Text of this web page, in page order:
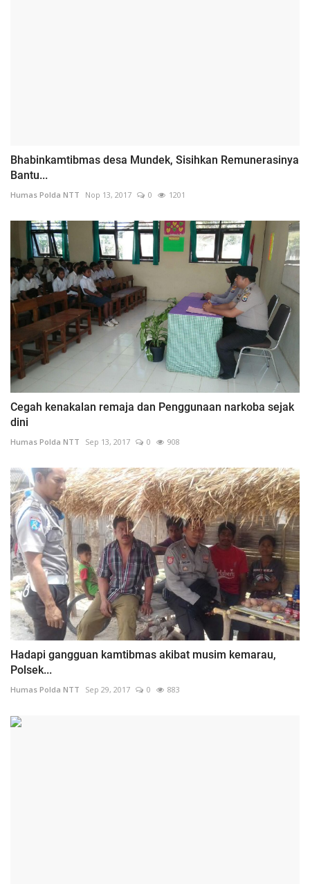
Bhabinkamtibmas desa Mundek, Sisihkan Remunerasinya
Bantu...
Humas Polda NTT Nop 13, 2017 0 1201
Cegah kenakalan remaja dan Penggunaan narkoba sejak
dini
Humas Polda NTT Sep 13, 2017 0 908
Hadapi gangguan kamtibmas akibat musim kemarau,
Polsek...
Humas Polda NTT Sep 29, 2017 0 883